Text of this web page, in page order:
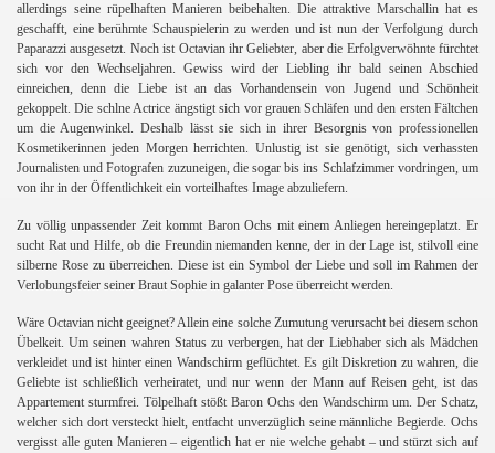
allerdings seine rüpelhaften Manieren beibehalten. Die attraktive Marschallin hat es
geschafft, eine berühmte Schauspielerin zu werden und ist nun der Verfolgung durch
Paparazzi ausgesetzt. Noch ist Octavian ihr Geliebter, aber die Erfolgverwöhnte fürchtet
sich vor den Wechseljahren. Gewiss wird der Liebling ihr bald seinen Abschied
einreichen, denn die Liebe ist an das Vorhandensein von Jugend und Schönheit
gekoppelt. Die schlne Actrice ängstigt sich vor grauen Schläfen und den ersten Fältchen
um die Augenwinkel. Deshalb lässt sie sich in ihrer Besorgnis von professionellen
Kosmetikerinnen jeden Morgen herrichten. Unlustig ist sie genötigt, sich verhassten
Journalisten und Fotografen zuzuneigen, die sogar bis ins Schlafzimmer vordringen, um
von ihr in der Öffentlichkeit ein vorteilhaftes Image abzuliefern.
Zu völlig unpassender Zeit kommt Baron Ochs mit einem Anliegen hereingeplatzt. Er
sucht Rat und Hilfe, ob die Freundin niemanden kenne, der in der Lage ist, stilvoll eine
silberne Rose zu überreichen. Diese ist ein Symbol der Liebe und soll im Rahmen der
Verlobungsfeier seiner Braut Sophie in galanter Pose überreicht werden.
Wäre Octavian nicht geeignet? Allein eine solche Zumutung verursacht bei diesem schon
Übelkeit. Um seinen wahren Status zu verbergen, hat der Liebhaber sich als Mädchen
verkleidet und ist hinter einen Wandschirm geflüchtet. Es gilt Diskretion zu wahren, die
Geliebte ist schließlich verheiratet, und nur wenn der Mann auf Reisen geht, ist das
Appartement sturmfrei. Tölpelhaft stößt Baron Ochs den Wandschirm um. Der Schatz,
welcher sich dort versteckt hielt, entfacht unverzüglich seine männliche Begierde. Ochs
vergisst alle guten Manieren – eigentlich hat er nie welche gehabt – und stürzt sich auf